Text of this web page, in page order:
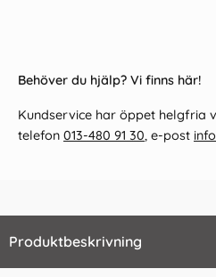
Behöver du hjälp? Vi finns här!
Kundservice har öppet helgfria
telefon 013-480 91 30, e-post
Produktbeskrivning